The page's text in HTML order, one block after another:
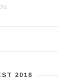
2018